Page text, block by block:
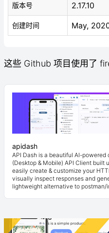
版本号 2.17.10
创建时间 May,
这些 Github 项目使用了
apidash
API Dash is a beautiful AI-
(Desktop & Mobile) API Client built
easily create & customize your
visually inspect responses and
lightweight alternative to postman/